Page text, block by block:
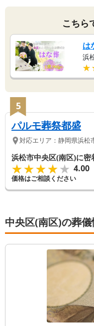
こちら
は
浜
5
パルモ葬祭都盛
対応エリア： 静岡県浜松
浜松市中央区(南区)に密
★★★★★
★★★★★ 4.00
価格はご相談ください
中央区(南区)の葬儀